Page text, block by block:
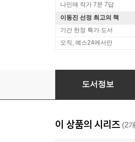
나민애 작가 7문 7답
이동진 선정 최고의 책
기간 한정 특가 도서
오직, 예스24에서만
도서정보
이 상품의 시리즈 (2